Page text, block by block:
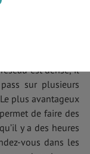
est dense, il
sur plusieurs
plus avantageux
de faire des
y a des heures
vous dans les